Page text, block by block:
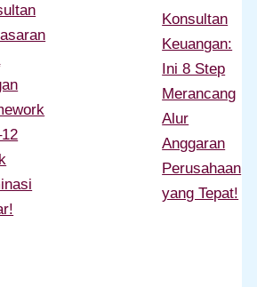
Konsultan
Keuangan:
Ini 8 Step
Merancang
Alur
Anggaran
Perusahaan
yang Tepat!